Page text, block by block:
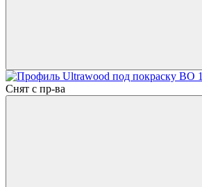
Снят с пр-ва